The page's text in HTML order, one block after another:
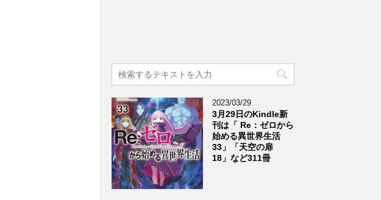
2023/03/29
3月29日のKindle新
刊は「 Re：ゼロから
始める異世界生活
33」「天空の扉
18」など311冊